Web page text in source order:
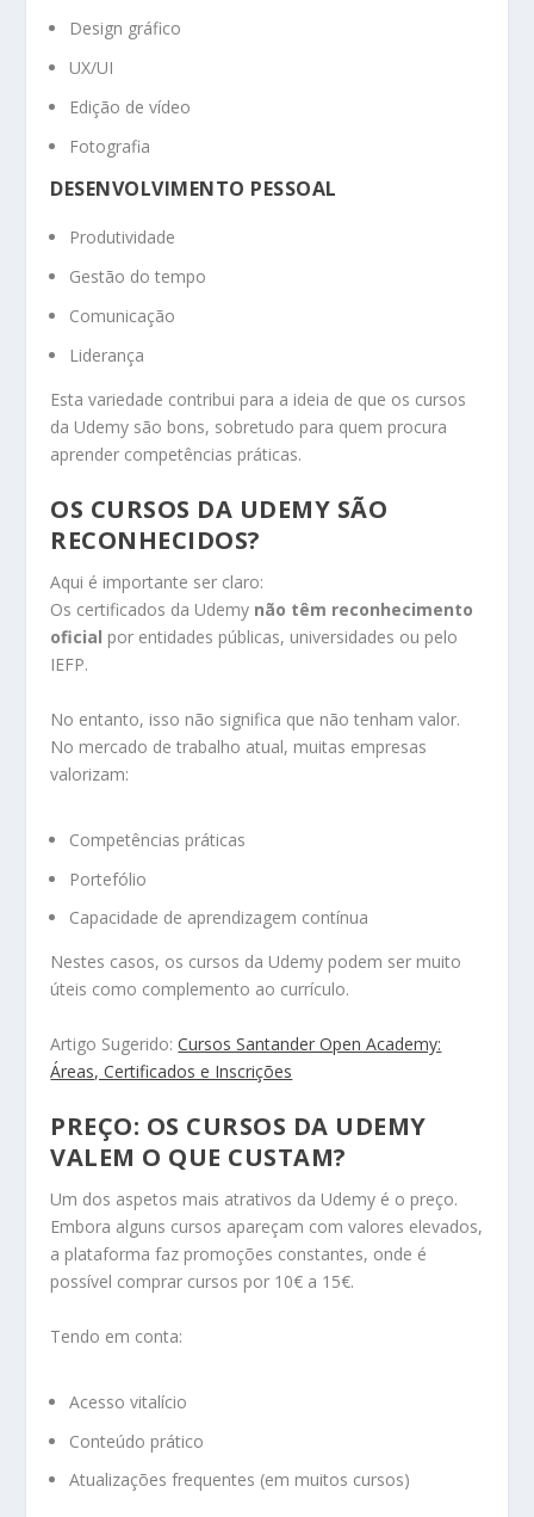
Design gráfico
UX/UI
Edição de vídeo
Fotografia
DESENVOLVIMENTO PESSOAL
Produtividade
Gestão do tempo
Comunicação
Liderança
Esta variedade contribui para a ideia de que os cursos
da Udemy são bons, sobretudo para quem procura
aprender competências práticas.
OS CURSOS DA UDEMY SÃO
RECONHECIDOS?
Aqui é importante ser claro:
Os certificados da Udemy não têm reconhecimento
oficial por entidades públicas, universidades ou pelo
IEFP.
No entanto, isso não significa que não tenham valor.
No mercado de trabalho atual, muitas empresas
valorizam:
Competências práticas
Portefólio
Capacidade de aprendizagem contínua
Nestes casos, os cursos da Udemy podem ser muito
úteis como complemento ao currículo.
Artigo Sugerido:Cursos Santander Open Academy:
Áreas, Certificados e Inscrições
PREÇO: OS CURSOS DA UDEMY
VALEM O QUE CUSTAM?
Um dos aspetos mais atrativos da Udemy é o preço.
Embora alguns cursos apareçam com valores elevados,
a plataforma faz promoções constantes, onde é
possível comprar cursos por 10€ a 15€.
Tendo em conta:
Acesso vitalício
Conteúdo prático
Atualizações frequentes (em muitos cursos)